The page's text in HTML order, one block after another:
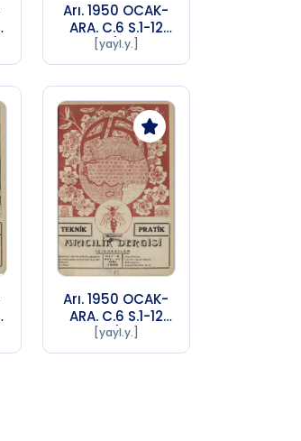
Arı. 1950 OCAK-
ARA. C.6 S.1-12
Sayı 4 (1956 SA
72)
[yayl.y.]
Arı. 1950 OCAK-
ARA. C.6 S.1-12
Sayı 10 (1956 SA
72)
[yayl.y.]